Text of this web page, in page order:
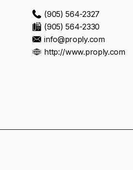
(905) 564-2327
(905) 564-2330
info@proply.com
http://www.proply.com